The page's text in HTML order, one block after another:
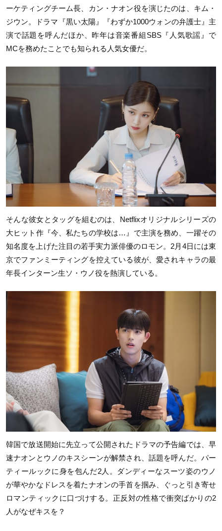
ーケティングチーム長、カン・ナオン役を演じたのは、キム・
ジウン。ドラマ『黒い太陽』『わずか1000ウォンの弁護士』主
演で話題を呼んだほか、昨年は音楽番組SBS『人気歌謡』で
MCを務めたことでも知られる人気女優だ。
そんな彼女とタッグを組むのは、Netflixオリジナルシリーズの
大ヒット作『今、私たちの学校は…』で主演を務め、一躍その
知名度を上げた注目の若手実力派俳優のロモン。2月4日には東
京でファンミーティングを控えている彼が、愛されキャラの最
年長インターン生ソ・ウノ役を熱演している。
韓国で放送開始に先立って公開されたドラマの予告編では、早
速ナオンとウノのキスシーンが解禁され、話題を呼んだ。パー
ティールックに身を包んだ2人。ダンディーなスーツ姿のウノ
が華やかなドレスを着たナオンの手首を掴み、ぐっと引き寄せ
ロマンティックに口づけする。正反対の性格で衝突ばかりの2
人がなぜキスを？